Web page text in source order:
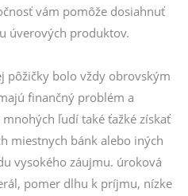
vám pomôže dosiahnuť
úverových produktov.
pôžičky bolo vždy obrovským
finančný problém a
ľudí také ťažké získať
miestnych bánk alebo iných
vysokého záujmu. úroková
pomer dlhu k príjmu, nízke